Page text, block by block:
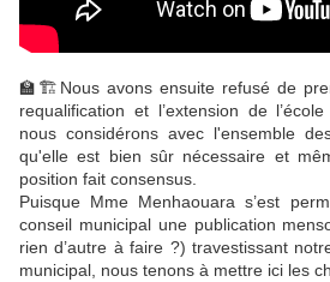
🏫🏗Nous avons ensuite refusé de
requalification et l’extension de
nous considérons avec l'ensemble
qu'elle est bien sûr nécessaire et
position fait consensus.
Puisque Mme Menhaouara s’est
conseil municipal une publication
rien d’autre à faire ?) travestissant
municipal, nous tenons à mettre ici les